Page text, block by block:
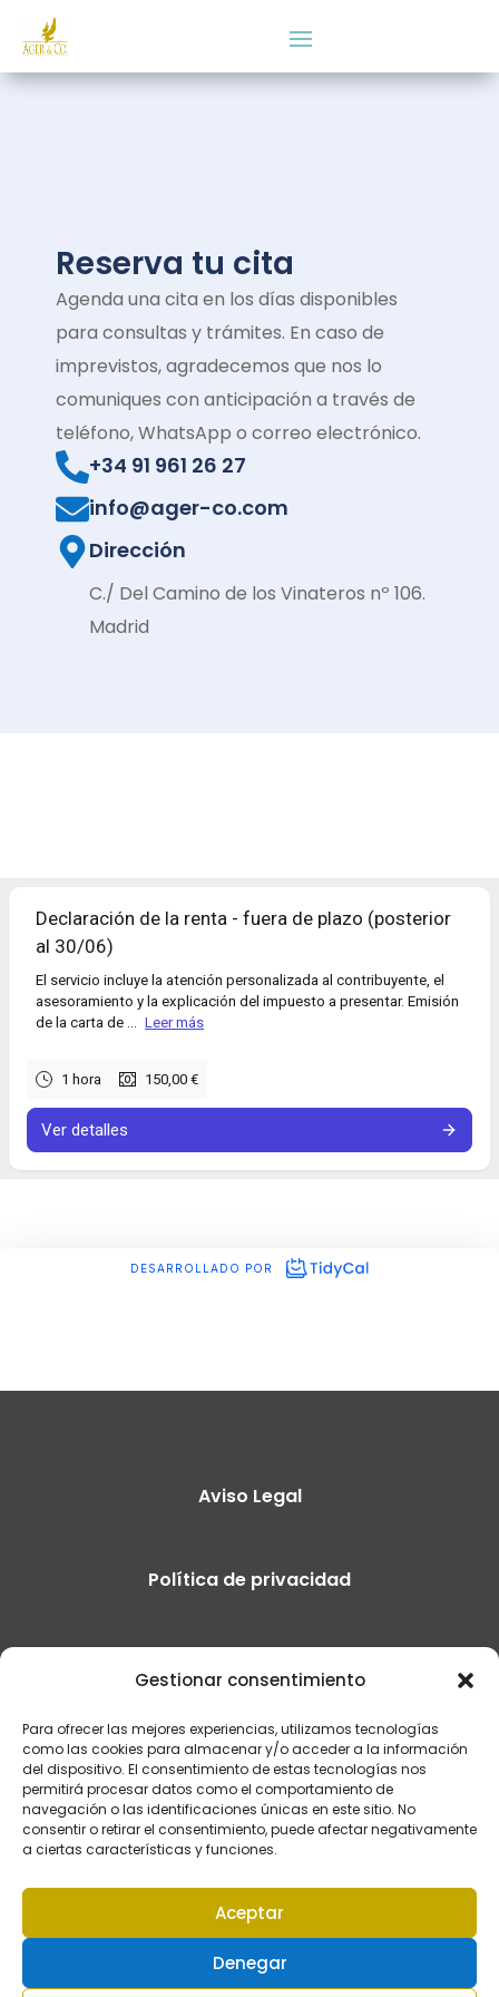
Gestionar consentimiento
Para ofrecer las mejores experiencias, utilizamos tecnologías
como las cookies para almacenar y/o acceder a la información
del dispositivo. El consentimiento de estas tecnologías nos
permitirá procesar datos como el comportamiento de
navegación o las identificaciones únicas en este sitio. No
consentir o retirar el consentimiento, puede afectar negativamente
a ciertas características y funciones.
Aceptar
Denegar
Reserva tu cita
Agenda una cita en los días disponibles
para consultas y trámites. En caso de
imprevistos, agradecemos que nos lo
comuniques con anticipación a través de
teléfono, WhatsApp o correo electrónico.
+34 91 961 26 27
info@ager-co.com
Dirección
C./ Del Camino de los Vinateros nº 106.
Madrid
Aviso Legal
Política de privacidad
Contacto
Blog
© Ager & Co. Todos los derechos reservados